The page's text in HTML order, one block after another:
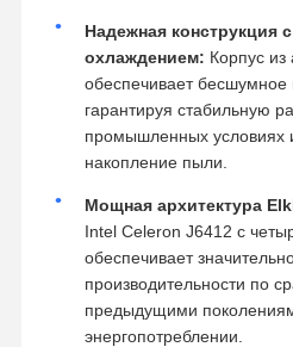
Надежная конструкция
охлаждением: Корпус
обеспечивает бесшумное
гарантируя стабильную
промышленных условиях
накопление пыли.
Мощная архитектура
Intel Celeron J6412 с
обеспечивает
производительности по
предыдущими
энергопотреблении.